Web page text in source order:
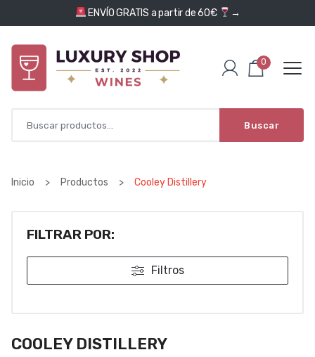
Saltar al contenidoENVÍO GRATIS a partir de 60€ →
Buscar
0
Inicio > Productos > Cooley Distillery
FILTRAR POR:
Filtros
COOLEY DISTILLERY